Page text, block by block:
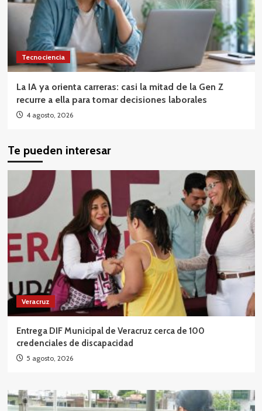
Tecnociencia
La IA ya orienta carreras: casi la mitad de la Gen Z
recurre a ella para tomar decisiones laborales
4 agosto, 2026
Te pueden interesar
Veracruz
Entrega DIF Municipal de Veracruz cerca de 100
credenciales de discapacidad
5 agosto, 2026